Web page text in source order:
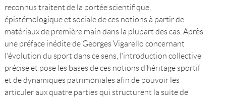
reconnus traitent de la portée scientifique,
épistémologique et sociale de ces notions à partir de
matériaux de première main dans la plupart des cas. Après
une préface inédite de Georges Vigarello concernant
l’évolution du sport dans ce sens, l’introduction collective
précise et pose les bases de ces notions d’héritage sportif
et de dynamiques patrimoniales afin de pouvoir les
articuler aux quatre parties qui structurent la suite de